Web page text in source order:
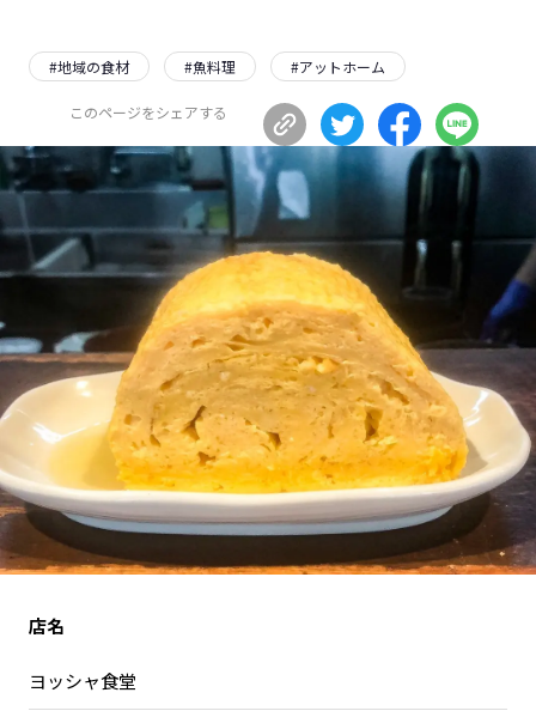
福井エリア
山梨エリア
長野エリア
岐阜エリア
愛知エリア
三重エリア
滋賀エリア
大阪市エリア
北摂エリア
堺・泉州エリア
兵庫エリア
奈良エリア
和歌山エリア
鳥取エリア
島根エリア
岡山エリア
広島エリア
山口エリア
徳島エリア
香川エリア
愛媛エリア
高知エリア
福岡エリア
佐賀エリア
宮崎エリア
#地域の食材 #魚料理 #アットホーム
このページをシェアする
店名
ヨッシャ食堂